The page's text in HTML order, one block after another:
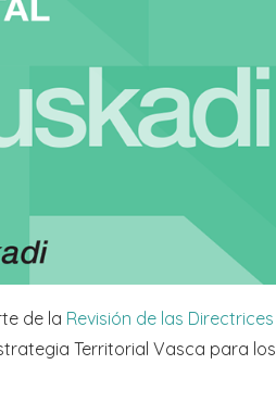
de la Revisión de las Directrices
Territorial Vasca para los